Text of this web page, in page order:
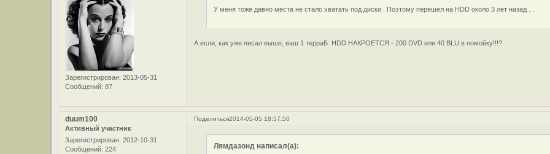
Зарегистрирован: 2013-05-31
Сообщений: 87
У меня тоже давно места не стало хватать под диски . Поэтому перешел на HDD около 3 лет назад . .
А если, как уже писал выше, ваш 1 терраБ HDD НАКРОЕТСЯ - 200 DVD или 40 BLU в помойку!!!?
Поделиться2014-05-05 18:57:50
duum100
Активный участник
Зарегистрирован: 2012-10-31
Сообщений: 224 Лямдазонд написал(а):